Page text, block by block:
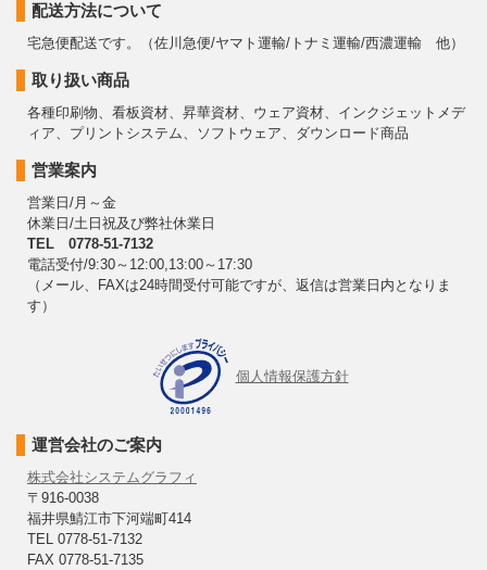
配送方法について
宅急便配送です。（佐川急便/ヤマト運輸/トナミ運輸/西濃運輸 他）
取り扱い商品
各種印刷物、看板資材、昇華資材、ウェア資材、インクジェットメデ
ィア、プリントシステム、ソフトウェア、ダウンロード商品
営業案内
営業日/月～金
休業日/土日祝及び弊社休業日
TEL 0778-51-7132
電話受付/9:30～12:00,13:00～17:30
（メール、FAXは24時間受付可能ですが、返信は営業日内となりま
す）
個人情報保護方針
運営会社のご案内
株式会社システムグラフィ
〒916-0038
福井県鯖江市下河端町414
TEL 0778-51-7132
FAX 0778-51-7135